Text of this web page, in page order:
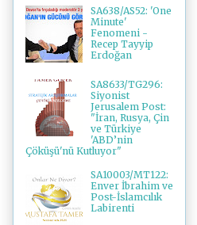
SA638/AS52: 'One
Minute'
Fenomeni -
Recep Tayyip
Erdoğan
SA8633/TG296:
Siyonist
Jerusalem Post:
"İran, Rusya, Çin
ve Türkiye
'ABD’nin
Çöküşü'nü Kutluyor"
SA10003/MT122:
Enver İbrahim ve
Post-İslamcılık
Labirenti